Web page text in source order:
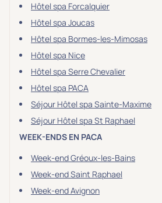
Hôtel spa Forcalquier
Hôtel spa Joucas
Hôtel spa Bormes-les-Mimosas
Hôtel spa Nice
Hôtel spa Serre Chevalier
Hôtel spa PACA
Séjour Hôtel spa Sainte-Maxime
Séjour Hôtel spa St Raphael
WEEK-ENDS EN PACA
Week-end Gréoux-les-Bains
Week-end Saint Raphael
Week-end Avignon